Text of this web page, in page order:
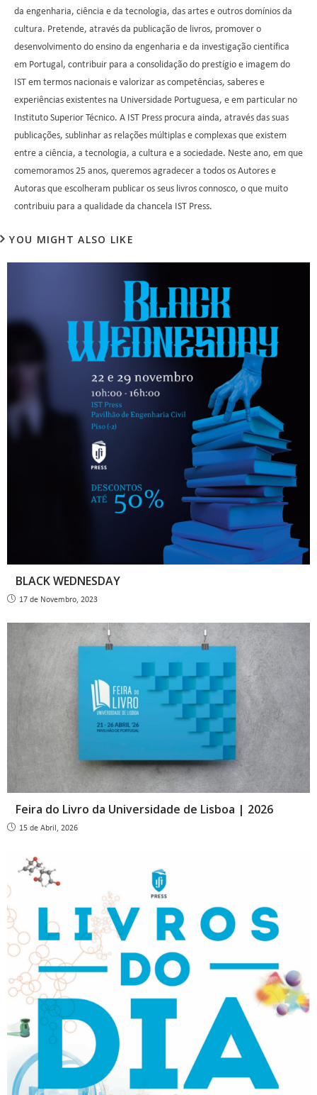
da engenharia, ciência e da tecnologia, das artes e outros domínios da
cultura. Pretende, através da publicação de livros, promover o
desenvolvimento do ensino da engenharia e da investigação científica
em Portugal, contribuir para a consolidação do prestígio e imagem do
IST em termos nacionais e valorizar as competências, saberes e
experiências existentes na Universidade Portuguesa, e em particular no
Instituto Superior Técnico. A IST Press procura ainda, através das suas
publicações, sublinhar as relações múltiplas e complexas que existem
entre a ciência, a tecnologia, a cultura e a sociedade. Neste ano, em que
comemoramos 25 anos, queremos agradecer a todos os Autores e
Autoras que escolheram publicar os seus livros connosco, o que muito
contribuiu para a qualidade da chancela IST Press.
YOU MIGHT ALSO LIKE
BLACK WEDNESDAY
17 de Novembro, 2023
Feira do Livro da Universidade de Lisboa | 2026
15 de Abril, 2026